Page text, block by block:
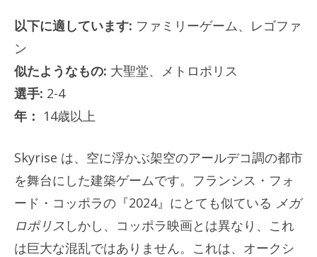
以下に適しています: ファミリーゲーム、レゴファ
ン
似たようなもの: 大聖堂、メトロポリス
選手: 2-4
年： 14歳以上
Skyrise は、空に浮かぶ架空のアールデコ調の都市
を舞台にした建築ゲームです。フランシス・フォ
ード・コッポラの『2024』にとても似ている メガ
ロポリス しかし、コッポラ映画とは異なり、これ
は巨大な混乱ではありません。これは、オークシ